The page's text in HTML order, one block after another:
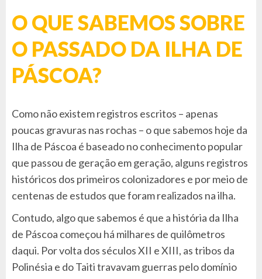
O QUE SABEMOS SOBRE
O PASSADO DA ILHA DE
PÁSCOA?
Como não existem registros escritos – apenas
poucas gravuras nas rochas – o que sabemos hoje da
Ilha de Páscoa é baseado no conhecimento popular
que passou de geração em geração, alguns registros
históricos dos primeiros colonizadores e por meio de
centenas de estudos que foram realizados na ilha.
Contudo, algo que sabemos é que a história da Ilha
de Páscoa começou há milhares de quilômetros
daqui. Por volta dos séculos XII e XIII, as tribos da
Polinésia e do Taiti travavam guerras pelo domínio